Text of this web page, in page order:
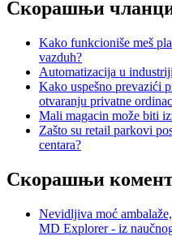
Скорашњи
Kako funkcioniše meš
vazduh?
Automatizacija u
Kako uspešno prevazići
otvaranju privatne
Mali magacin može biti
Zašto su retail parkovi
centara?
Скорашњи
Nevidljiva moć
MD Explorer - iz